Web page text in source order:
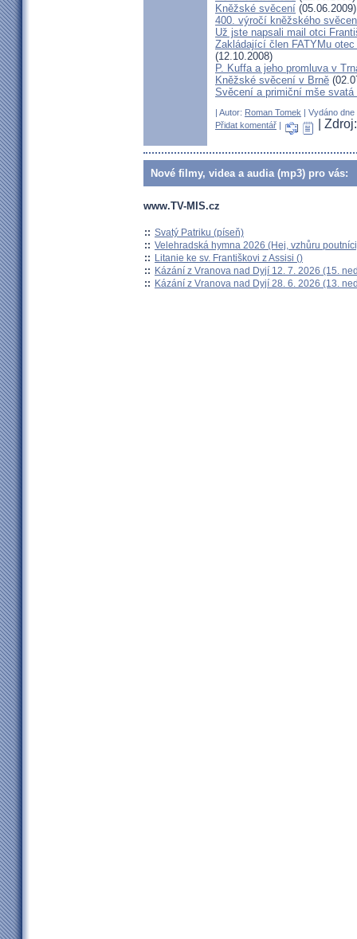
Kněžské svěcení (05.06.2009)
400. výročí kněžského
Už jste napsali mail otci
Zakládající člen FATYMu
(12.10.2008)
P. Kuffa a jeho promluva v
Kněžské svěcení v Brně
Svěcení a primiční mše
| Autor: Roman Tomek | Vydáno
Přidat komentář | |
Nové filmy, videa a audia (mp3) pro vás:
www.TV-MIS.cz
:: Svatý Patriku (píseň)
:: Velehradská hymna 2026 (Hej, vzhůru
:: Litanie ke sv. Františkovi z Assisi ()
:: Kázání z Vranova nad Dyjí 12. 7. 2026 (15.
:: Kázání z Vranova nad Dyjí 28. 6. 2026 (13.